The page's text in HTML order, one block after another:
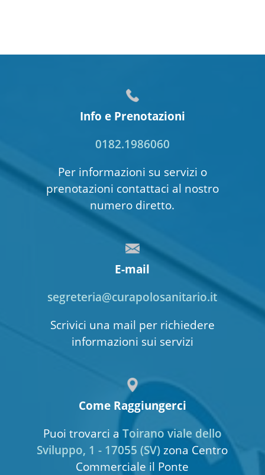
Info e Prenotazioni
0182.1986060
Per informazioni su servizi o
prenotazioni contattaci al nostro
numero diretto.
E-mail
segreteria@curapolosanitario.it
Scrivici una mail per richiedere
informazioni sui servizi
Come Raggiungerci
Puoi trovarci a Toirano viale dello
Sviluppo, 1 - 17055 (SV)zona Centro
Commerciale il Ponte